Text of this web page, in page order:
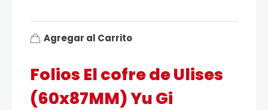
Folios El cofre de Ulises
(60x87MM) Yu Gi
Agregar al Carrito